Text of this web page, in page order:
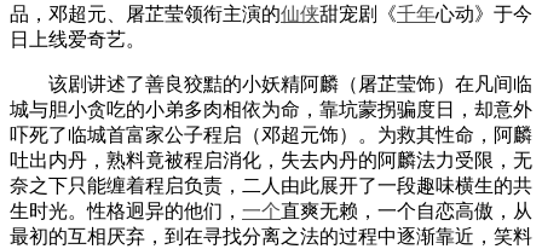
品，邓超元、屠芷莹领衔主演的仙侠甜宠剧《千年心动》于今
日上线爱奇艺。
该剧讲述了善良狡黠的小妖精阿麟（屠芷莹饰）在凡间临
城与胆小贪吃的小弟多肉相依为命，靠坑蒙拐骗度日，却意外
吓死了临城首富家公子程启（邓超元饰）。为救其性命，阿麟
吐出内丹，熟料竟被程启消化，失去内丹的阿麟法力受限，无
奈之下只能缠着程启负责，二人由此展开了一段趣味横生的共
生时光。性格迥异的他们， 一个直爽无赖，一个自恋高傲，从
最初的互相厌弃，到在寻找分离之法的过程中逐渐靠近，笑料